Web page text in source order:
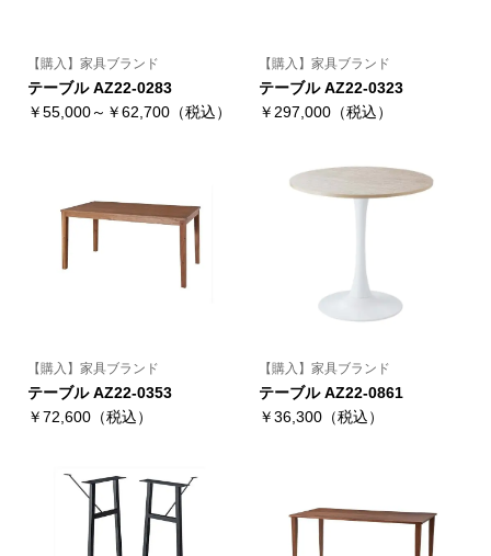
【購入】家具ブランド
テーブル AZ22-0283
￥55,000～￥62,700（税込）
【購入】家具ブランド
テーブル AZ22-0323
￥297,000（税込）
【購入】家具ブランド
テーブル AZ22-0353
￥72,600（税込）
【購入】家具ブランド
テーブル AZ22-0861
￥36,300（税込）